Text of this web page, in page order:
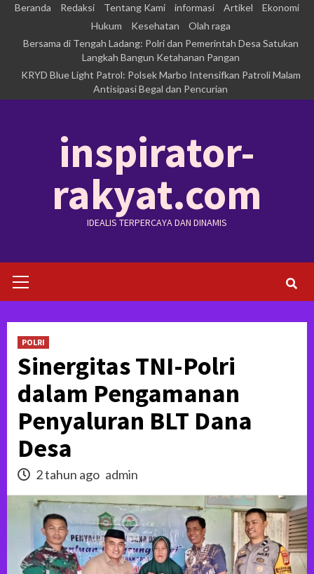
Skip
content
Beranda Redaksi Tentang Kami informasi Artikel
Ekonomi
Hukum
Kesehatan
Olah raga
Bersama di Tengah Ladang: Polri dan Pemerintah Desa Satukan
Langkah Bangun Ketahanan Pangan
KRYD Blue Light Patrol: Polsek Marbo Intensifkan Patroli Malam
Antisipasi Begal dan Pencurian
inspirator-
rakyat.com
IDEALIS TERPERCAYA DAN DINAMIS
Menu
POLRI
Sinergitas TNI-Polri
dalam Pengamanan
Penyaluran BLT Dana
Desa
2 tahun ago admin